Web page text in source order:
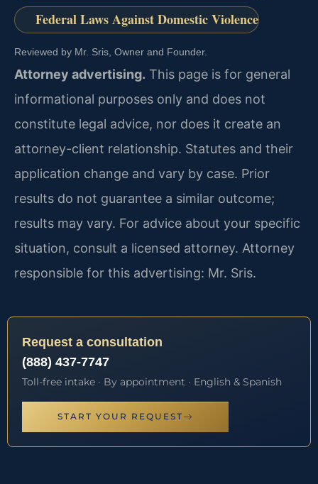
Federal Laws Against Domestic Violence
Reviewed by Mr. Sris, Owner and Founder.
Attorney advertising. This page is for general
informational purposes only and does not
constitute legal advice, nor does it create an
attorney-client relationship. Statutes and their
application change and vary by case. Prior
results do not guarantee a similar outcome;
results may vary. For advice about your specific
situation, consult a licensed attorney. Attorney
responsible for this advertising: Mr. Sris.
Request a consultation
(888) 437-7747
Toll-free intake · By appointment · English & Spanish
START YOUR REQUEST